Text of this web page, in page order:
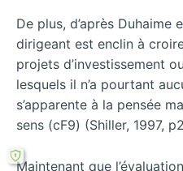
De plus, d’après Duhaime
dirigeant est enclin à
projets d’investissement
lesquels il n’a pourtant
s’apparente à la pensée
sens (cF9) (Shiller, 1997,
Maintenant que